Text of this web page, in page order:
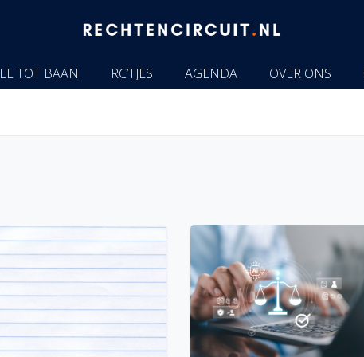
TOT BAAN RC’TJES AGENDA OVER ONS